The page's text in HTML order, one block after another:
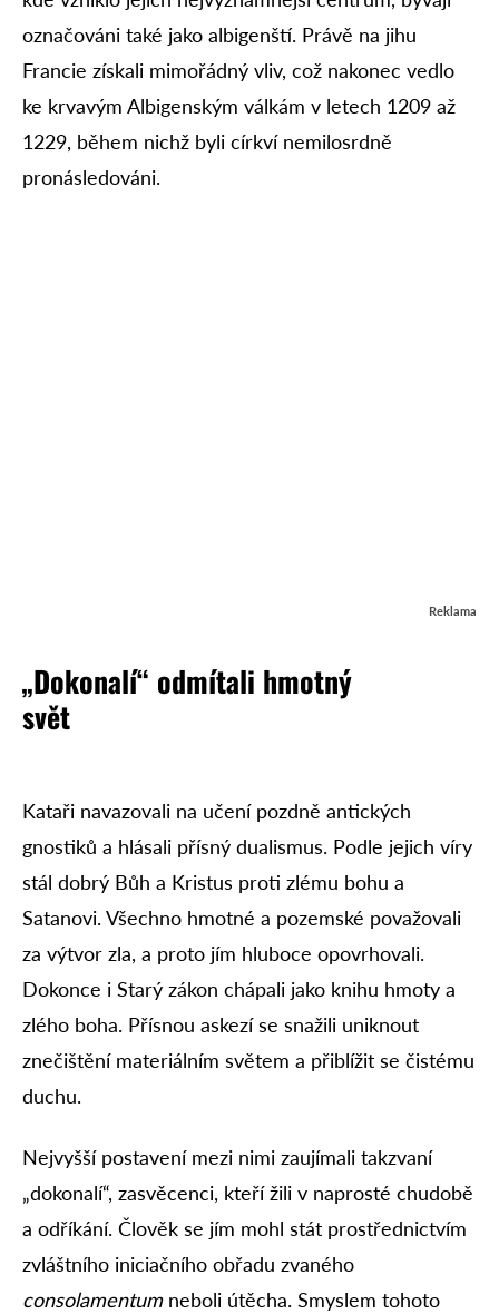
označováni také jako albigenští. Právě na jihu
Francie získali mimořádný vliv, což nakonec vedlo
ke krvavým Albigenským válkám v letech 1209 až
1229, během nichž byli církví nemilosrdně
pronásledováni.
Reklama
„Dokonalí“ odmítali hmotný
svět
Kataři navazovali na učení pozdně antických
gnostiků a hlásali přísný dualismus. Podle jejich víry
stál dobrý Bůh a Kristus proti zlému bohu a
Satanovi. Všechno hmotné a pozemské považovali
za výtvor zla, a proto jím hluboce opovrhovali.
Dokonce i Starý zákon chápali jako knihu hmoty a
zlého boha. Přísnou askezí se snažili uniknout
znečištění materiálním světem a přiblížit se čistému
duchu.
Nejvyšší postavení mezi nimi zaujímali takzvaní
„dokonalí“, zasvěcenci, kteří žili v naprosté chudobě
a odříkání. Člověk se jím mohl stát prostřednictvím
zvláštního iniciačního obřadu zvaného
consolamentumneboli útěcha. Smyslem tohoto